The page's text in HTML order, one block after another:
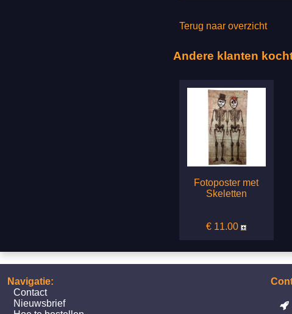
Terug naar overzicht
Andere klanten
Fotoposter met
Skeletten
€ 11.00
Navigatie:
Contact
Nieuwsbrief